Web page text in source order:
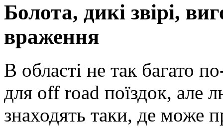
Болота, дикі звірі,
враження
В області не так багато
для off road поїздок, але
знаходять таки, де може